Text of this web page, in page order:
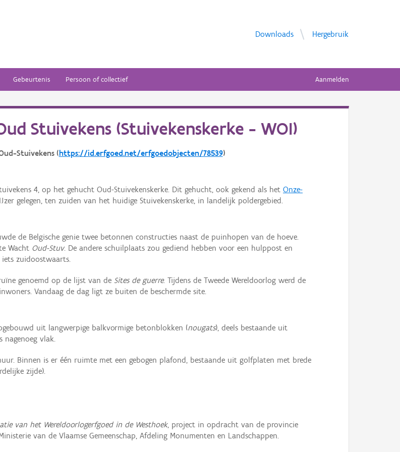
Downloads Hergebruik
Gebeurtenis Persoon of collectief Aanmelden
Stuivekens (Stuivekenskerke - WOI)
Stuivekens (https://id.erfgoed.net/erfgoedobjecten/78539)
4, op het gehucht Oud-Stuivekenskerke. Dit gehucht, ook gekend als het Onze-
gelegen, ten zuiden van het huidige Stuivekenskerke, in landelijk poldergebied.
de Belgische genie twee betonnen constructies naast de puinhopen van de hoeve.
Wacht Oud-Stuv. De andere schuilplaats zou gediend hebben voor een hulppost en
zuidoostwaarts.
genoemd op de lijst van de Sites de guerre. Tijdens de Tweede Wereldoorlog werd de
Vandaag de dag ligt ze buiten de beschermde site.
uit langwerpige balkvormige betonblokken (nougats), deels bestaande uit
nagenoeg vlak.
Binnen is er één ruimte met een gebogen plafond, bestaande uit golfplaten met brede
zijde).
van het Wereldoorlogerfgoed in de Westhoek, project in opdracht van de provincie
van de Vlaamse Gemeenschap, Afdeling Monumenten en Landschappen.